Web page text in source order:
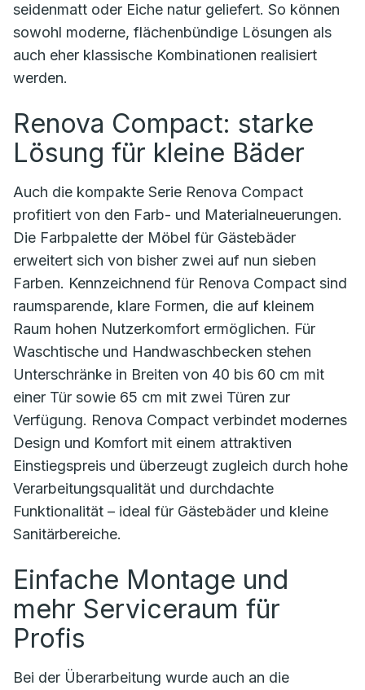
seidenmatt oder Eiche natur geliefert. So können
sowohl moderne, flächenbündige Lösungen als
auch eher klassische Kombinationen realisiert
werden.
Renova Compact: starke
Lösung für kleine Bäder
Auch die kompakte Serie Renova Compact
profitiert von den Farb- und Materialneuerungen.
Die Farbpalette der Möbel für Gästebäder
erweitert sich von bisher zwei auf nun sieben
Farben. Kennzeichnend für Renova Compact sind
raumsparende, klare Formen, die auf kleinem
Raum hohen Nutzerkomfort ermöglichen. Für
Waschtische und Handwaschbecken stehen
Unterschränke in Breiten von 40 bis 60 cm mit
einer Tür sowie 65 cm mit zwei Türen zur
Verfügung. Renova Compact verbindet modernes
Design und Komfort mit einem attraktiven
Einstiegspreis und überzeugt zugleich durch hohe
Verarbeitungsqualität und durchdachte
Funktionalität – ideal für Gästebäder und kleine
Sanitärbereiche.
Einfache Montage und
mehr Serviceraum für
Profis
Bei der Überarbeitung wurde auch an die